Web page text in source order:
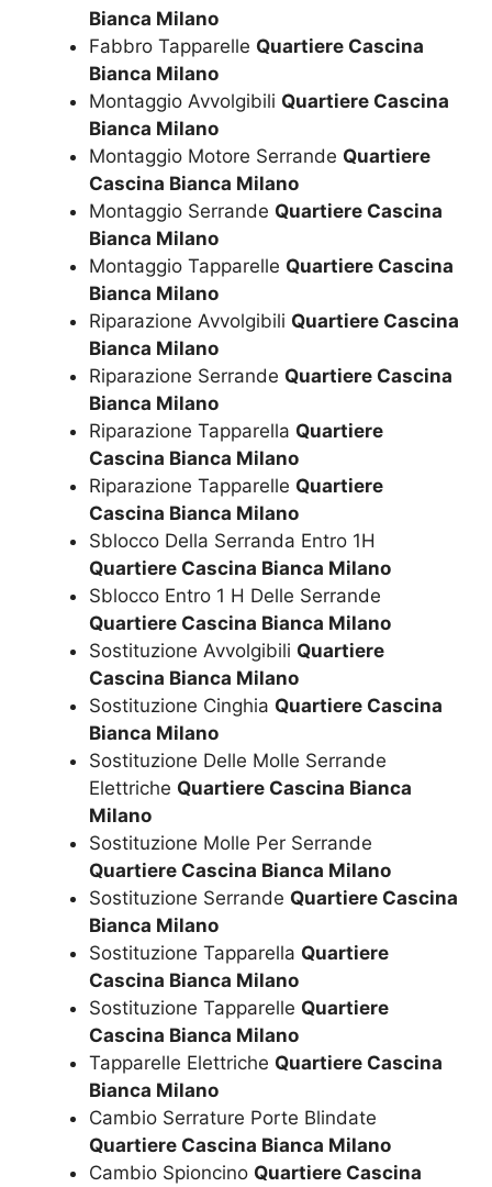
Bianca Milano
Fabbro Tapparelle Quartiere Cascina
Bianca Milano
Montaggio Avvolgibili Quartiere Cascina
Bianca Milano
Montaggio Motore Serrande Quartiere
Cascina Bianca Milano
Montaggio Serrande Quartiere Cascina
Bianca Milano
Montaggio Tapparelle Quartiere Cascina
Bianca Milano
Riparazione Avvolgibili Quartiere Cascina
Bianca Milano
Riparazione Serrande Quartiere Cascina
Bianca Milano
Riparazione Tapparella Quartiere
Cascina Bianca Milano
Riparazione Tapparelle Quartiere
Cascina Bianca Milano
Sblocco Della Serranda Entro 1H
Quartiere Cascina Bianca Milano
Sblocco Entro 1 H Delle Serrande
Quartiere Cascina Bianca Milano
Sostituzione Avvolgibili Quartiere
Cascina Bianca Milano
Sostituzione Cinghia Quartiere Cascina
Bianca Milano
Sostituzione Delle Molle Serrande
Elettriche Quartiere Cascina Bianca
Milano
Sostituzione Molle Per Serrande
Quartiere Cascina Bianca Milano
Sostituzione Serrande Quartiere Cascina
Bianca Milano
Sostituzione Tapparella Quartiere
Cascina Bianca Milano
Sostituzione Tapparelle Quartiere
Cascina Bianca Milano
Tapparelle Elettriche Quartiere Cascina
Bianca Milano
Cambio Serrature Porte Blindate
Quartiere Cascina Bianca Milano
Cambio Spioncino Quartiere Cascina